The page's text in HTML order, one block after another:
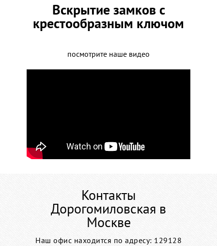
Вскрытие замков с
крестообразным ключом
посмотрите наше видео
Контакты
Дорогомиловская в
Москве
Наш офис находится по адресу: 129128